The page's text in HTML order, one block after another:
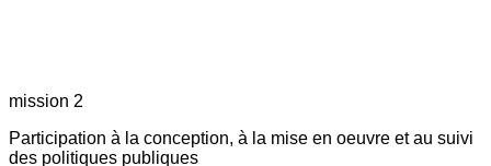
mission 2
Participation à la conception, à la mise en oeuvre et au suivi
des politiques publiques